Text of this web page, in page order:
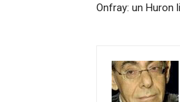
Onfray: un Huron